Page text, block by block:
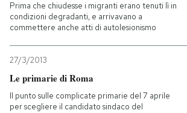
Prima che chiudesse i migranti erano tenuti lì in
condizioni degradanti, e arrivavano a
commettere anche atti di autolesionismo
27/3/2013
Le primarie di Roma
Il punto sulle complicate primarie del 7 aprile
per scegliere il candidato sindaco del